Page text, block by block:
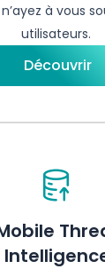
n’ayez à vous
utilisateurs.
Découvrir